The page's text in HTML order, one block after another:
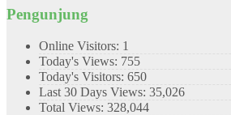
Pengunjung
Online Visitors: 1
Today's Views: 755
Today's Visitors: 650
Last 30 Days Views: 35,026
Total Views: 328,044